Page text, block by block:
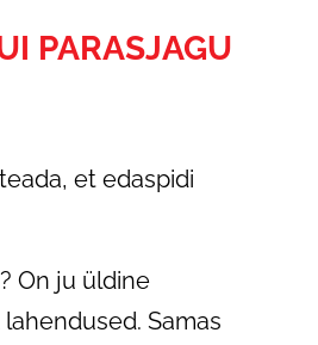
PARASJAGU
et edaspidi
On ju üldine
Samas